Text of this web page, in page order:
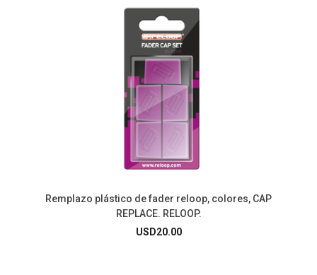
Remplazo plástico de fader reloop, colores, CAP
REPLACE. RELOOP.
USD20.00